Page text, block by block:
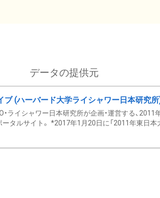
データの提供元
ブ (ハーバード大学ライシャワー日本研究
・ライシャワー日本研究所が企画・運営する、
タルサイト。 *2017年1月20日に「2011年東日本